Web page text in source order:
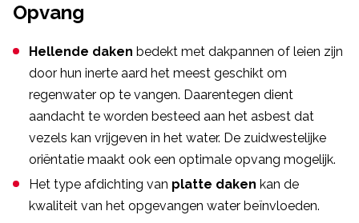
Opvang
Hellende daken bedekt met dakpannen of leien zijn
door hun inerte aard het meest geschikt om
regenwater op te vangen. Daarentegen dient
aandacht te worden besteed aan het asbest dat
vezels kan vrijgeven in het water. De zuidwestelijke
oriëntatie maakt ook een optimale opvang mogelijk.
Het type afdichting van platte daken kan de
kwaliteit van het opgevangen water beïnvloeden.